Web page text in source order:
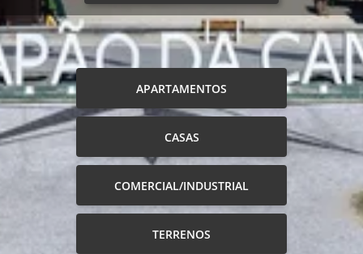
APARTAMENTOS
CASAS
COMERCIAL/INDUSTRIAL
TERRENOS